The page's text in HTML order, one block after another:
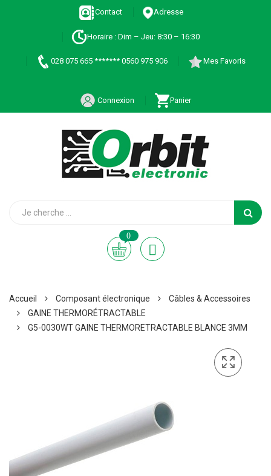
Contact Adresse
Horaire : Dim – Jeu: 8:30 – 16:30
028 075 665 ******* 0560 975 906 Mes Favoris
Connexion Panier
0
Accueil Composant électronique
Câbles & Accessoires
GAINE THERMORÉTRACTABLE
G5-0030WT GAINE THERMORETRACTABLE BLANCE 3MM